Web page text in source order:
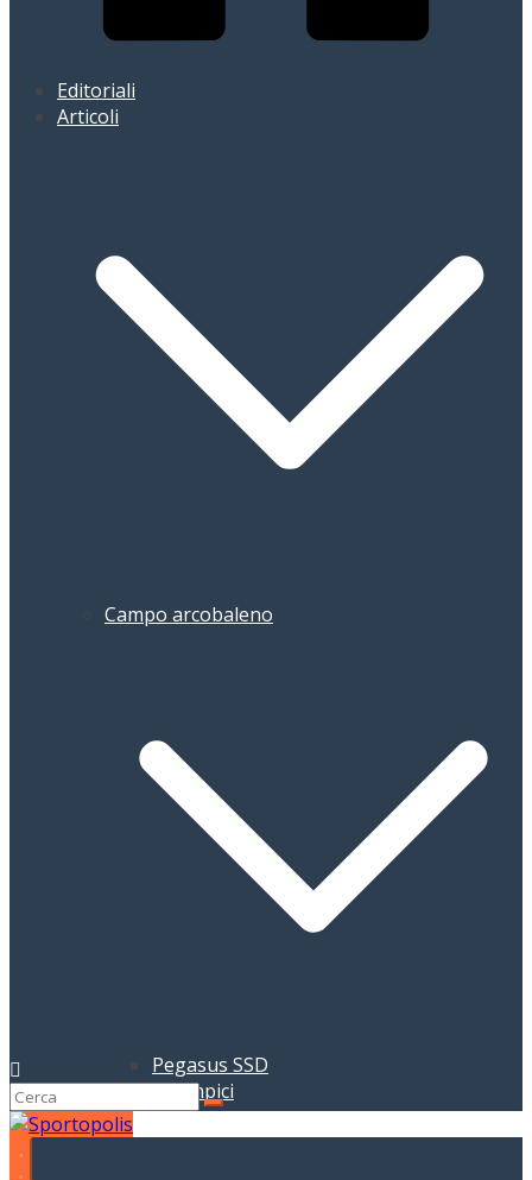
Editoriali
Articoli
Campo arcobaleno
Pegasus SSD
Giochi Olimpici